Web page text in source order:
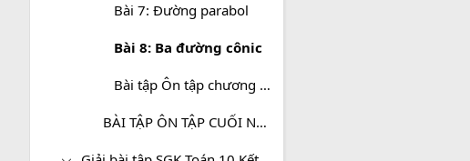
Bài 7: Đường parabol
Bài 8: Ba đường cônic
Bài tập Ôn tập chương III: Phương pháp tọa độ trong mặt phẳng
BÀI TẬP ÔN TẬP CUỐI NĂM - HÌNH HỌC 10 NÂNG CAO